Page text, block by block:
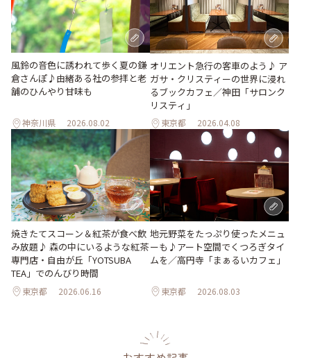
風鈴の音色に誘われて歩く夏の鎌
倉さんぽ♪由緒ある社の参拝と老
舗のひんやり甘味も
神奈川県 2026.08.02
オリエント急行の客車のよう♪ ア
ガサ・クリスティーの世界に浸れ
るブックカフェ／神田「サロンク
リスティ」
東京都 2026.04.08
焼きたてスコーン＆紅茶が食べ飲
み放題♪ 森の中にいるような紅茶
専門店・自由が丘「YOTSUBA
TEA」でのんびり時間
東京都 2026.06.16
地元野菜をたっぷり使ったメニュ
ーも♪アート空間でくつろぎタイ
ムを／高円寺「まぁるいカフェ」
東京都 2026.08.03